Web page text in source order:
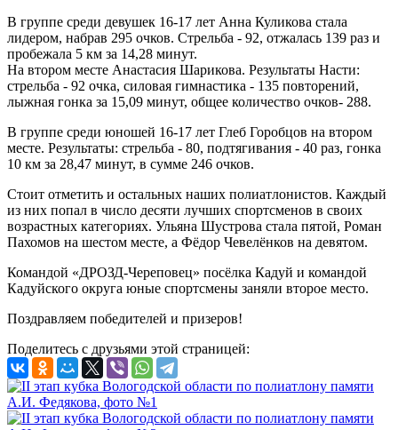
В группе среди девушек 16-17 лет Анна Куликова стала
лидером, набрав 295 очков. Стрельба - 92, отжалась 139 раз и
пробежала 5 км за 14,28 минут.
На втором месте Анастасия Шарикова. Результаты Насти:
стрельба - 92 очка, силовая гимнастика - 135 повторений,
лыжная гонка за 15,09 минут, общее количество очков- 288.
В группе среди юношей 16-17 лет Глеб Горобцов на втором
месте. Результаты: стрельба - 80, подтягивания - 40 раз, гонка
10 км за 28,47 минут, в сумме 246 очков.
Стоит отметить и остальных наших полиатлонистов. Каждый
из них попал в число десяти лучших спортсменов в своих
возрастных категориях. Ульяна Шустрова стала пятой, Роман
Пахомов на шестом месте, а Фёдор Чевелёнков на девятом.
Командой «ДРОЗД-Череповец» посёлка Кадуй и командой
Кадуйского округа юные спортсмены заняли второе место.
Поздравляем победителей и призеров!
Поделитесь с друзьями этой страницей: